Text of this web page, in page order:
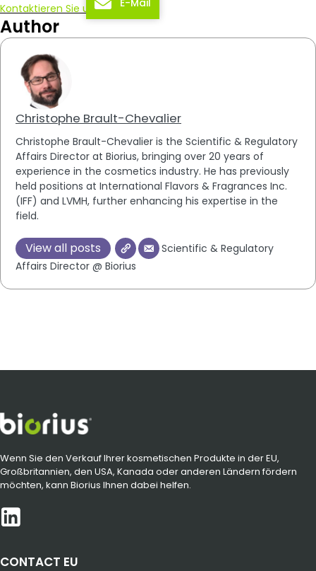
Kontaktieren Sie uns
Author
Christophe Brault-Chevalier
Christophe Brault-Chevalier is the Scientific & Regulatory
Affairs Director at Biorius, bringing over 20 years of
experience in the cosmetics industry. He has previously
held positions at International Flavors & Fragrances Inc.
(IFF) and LVMH, further enhancing his expertise in the
field.
View all posts
Scientific & Regulatory
Affairs Director @ Biorius
Wenn Sie den Verkauf Ihrer kosmetischen Produkte in der EU,
Großbritannien, den USA, Kanada oder anderen Ländern fördern
möchten, kann Biorius Ihnen dabei helfen.
CONTACT EU